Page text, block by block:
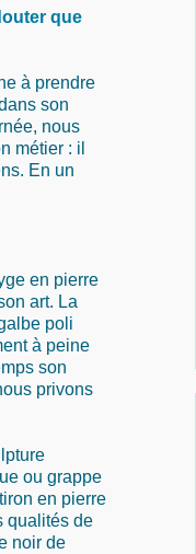
que
à prendre
son
nous
métier : il
En un
en pierre
art. La
poli
à peine
son
privons
ou grappe
en pierre
qualités de
noir de